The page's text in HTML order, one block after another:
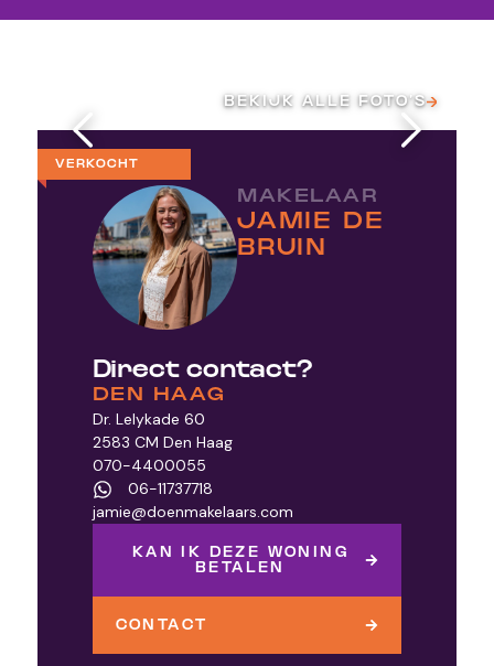
VERKOCHT
BEKIJK ALLE FOTO’S
MAKELAAR
JAMIE DE
BRUIN
Direct contact?
DEN HAAG
Dr. Lelykade 60
2583 CM Den Haag
070-4400055
06-11737718
jamie@doenmakelaars.com
KAN IK DEZE WONING
BETALEN
CONTACT